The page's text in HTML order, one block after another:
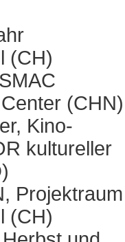
(CH)
(CHN)
Kino-
kultureller
Projektraum
(CH)